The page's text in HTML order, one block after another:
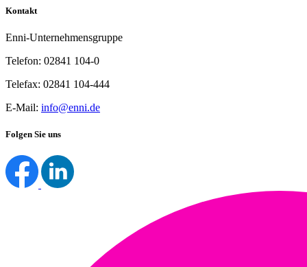
Kontakt
Enni-Unternehmensgruppe
Telefon: 02841 104-0
Telefax: 02841 104-444
E-Mail: info@enni.de
Folgen Sie uns